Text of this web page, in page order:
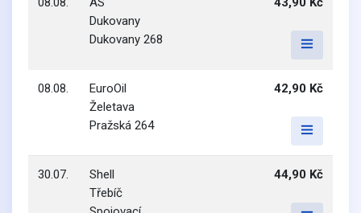
Dukovany
Dukovany 268
08.08.
EuroOil
Želetava
Pražská 264
42,90 Kč
30.07.
Shell
Třebíč
44,90 Kč